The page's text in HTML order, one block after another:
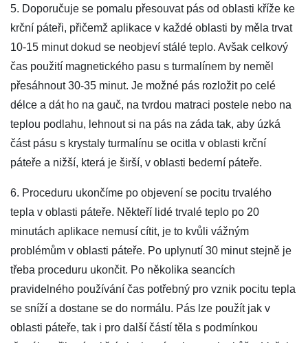
5. Doporučuje se pomalu přesouvat pás od oblasti kříže ke
krční páteři, přičemž aplikace v každé oblasti by měla trvat
10-15 minut dokud se neobjeví stálé teplo. Avšak celkový
čas použití magnetického pasu s turmalínem by neměl
přesáhnout 30-35 minut. Je možné pás rozložit po celé
délce a dát ho na gauč, na tvrdou matraci postele nebo na
teplou podlahu, lehnout si na pás na záda tak, aby úzká
část pásu s krystaly turmalínu se ocitla v oblasti krční
páteře a nižší, která je širší, v oblasti bederní páteře.
6. Proceduru ukončíme po objevení se pocitu trvalého
tepla v oblasti páteře. Někteří lidé trvalé teplo po 20
minutách aplikace nemusí cítit, je to kvůli vážným
problémům v oblasti páteře. Po uplynutí 30 minut stejně je
třeba proceduru ukončit. Po několika seancích
pravidelného používání čas potřebný pro vznik pocitu tepla
se sníží a dostane se do normálu. Pás lze použít jak v
oblasti páteře, tak i pro další částí těla s podmínkou